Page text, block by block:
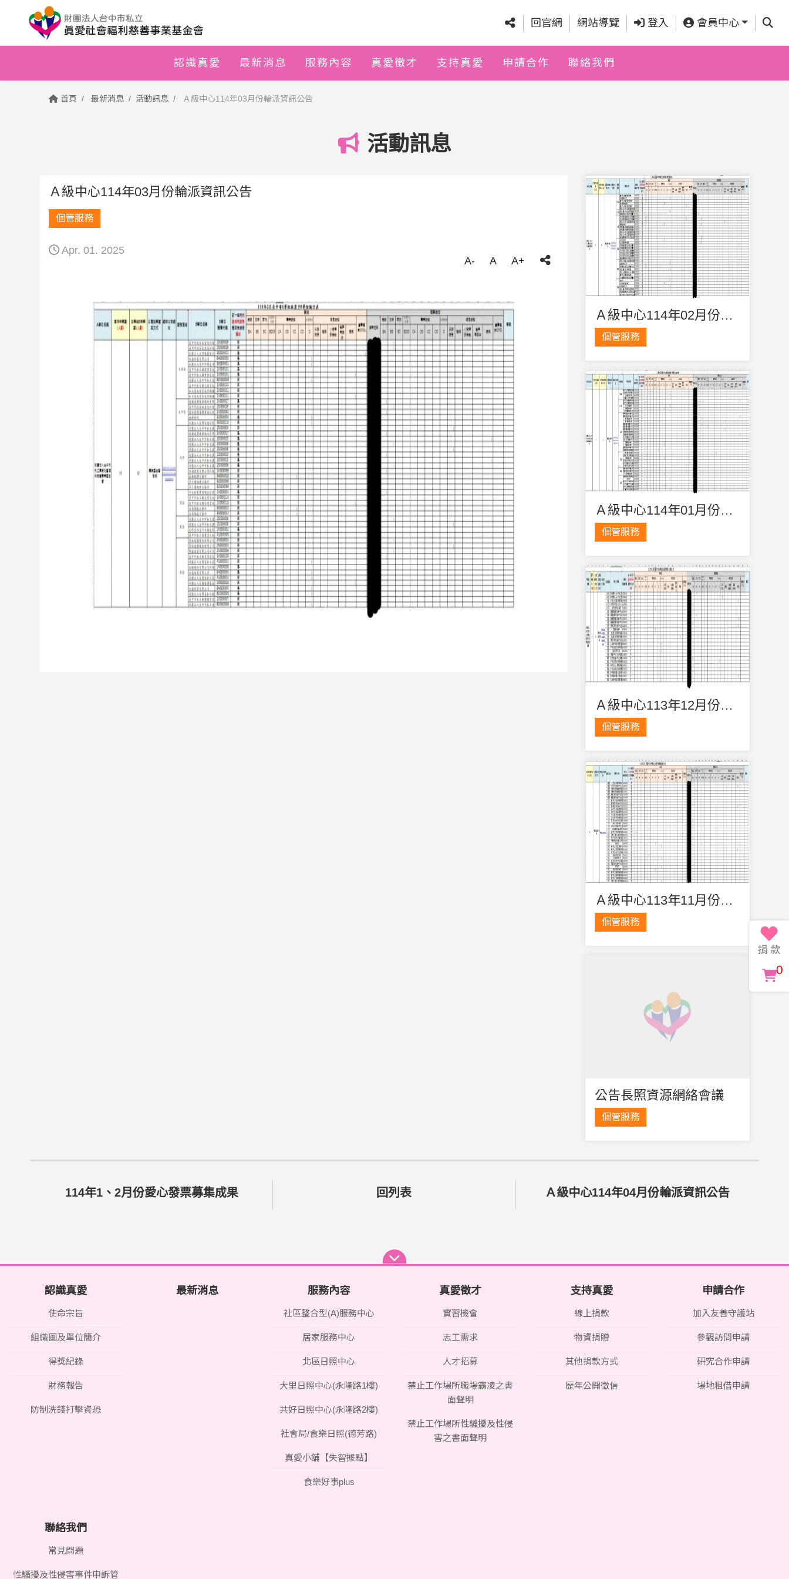
回官網 網站導覽 登入 會員中心 查詢
認識真愛 最新消息 服務內容 真愛徵才 支持真愛 申請合作 聯絡我們
首頁 最新消息 活動訊息 Ａ級中心114年03月份輪派資訊公告
活動訊息
Ａ級中心114年03月份輪派資訊公告
個管服務
Apr. 01. 2025
A-
A A+
Ａ級中心114年02月份輪派資訊公告
個管服務
Ａ級中心114年01月份輪派資訊公告
個管服務
Ａ級中心113年12月份輪派資訊公告
個管服務
Ａ級中心113年11月份輪派資訊公告
個管服務
公告長照資源網絡會議
個管服務
114年1、2月份愛心發票募集成果 回列表 Ａ級中心114年04月份輪派資訊公告
認識真愛
使命宗旨
組織圖及單位簡介
得獎紀錄
財務報告
防制洗錢打擊資恐
最新消息 服務內容
社區整合型(A)服務中心
居家服務中心
北區日照中心
大里日照中心(永隆路1樓)
共好日照中心(永隆路2樓)
社會局/食樂日照(德芳路)
真愛小舖【失智據點】
食樂好事plus
真愛徵才
實習機會
志工需求
人才招募
禁止工作場所職場霸凌之書
面聲明
禁止工作場所性騷擾及性侵
害之書面聲明
支持真愛
線上捐款
物資捐贈
其他捐款方式
歷年公開徵信
申請合作
加入友善守護站
參觀訪問申請
研究合作申請
場地租借申請
聯絡我們
常見問題
性騷擾及性侵害事件申訴管
0